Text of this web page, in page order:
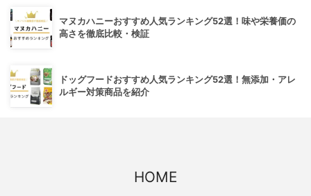
マヌカハニーおすすめ人気ランキング52選！味や栄養価の
高さを徹底比較・検証
ドッグフードおすすめ人気ランキング52選！無添加・アレ
ルギー対策商品を紹介
HOME